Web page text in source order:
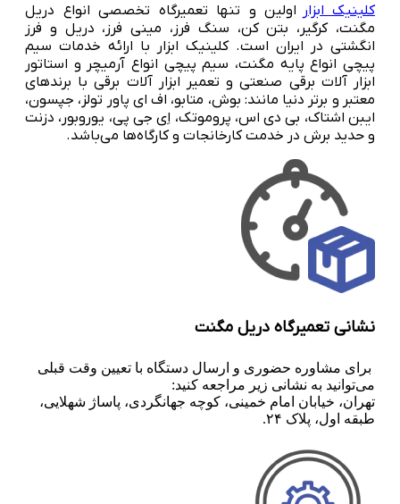
کلینیک ابزار اولین و تنها تعمیرگاه تخصصی انواع دریل
مگنت، کرگیر، بتن کن، سنگ فرز، مینی فرز، دریل و فرز
انگشتی در ایران است. کلینیک ابزار با ارائه خدمات سیم
پیچی انواع پایه مگنت، سیم پیچی انواع آرمیچر و استاتور
ابزار آلات برقی صنعتی و تعمیر ابزار آلات برقی با برندهای
معتبر و برتر دنیا مانند: بوش، متابو، اف ای پاور تولز، جپسون،
ایبن اشتاک، بی دی اس، پروموتک، اِی جی پی، یوروبور، دزنت
و حدید برش در خدمت کارخانجات و کارگاه‌ها می‌باشد.
نشانی تعمیرگاه دریل مگنت
برای مشاوره حضوری و ارسال دستگاه با تعیین وقت قبلی
می‌توانید به نشانی زیر مراجعه کنید:
تهران، خیابان امام خمینی، کوچه جهانگردی، پاساژ شهلایی،
طبقه اول، پلاک ۲۴.